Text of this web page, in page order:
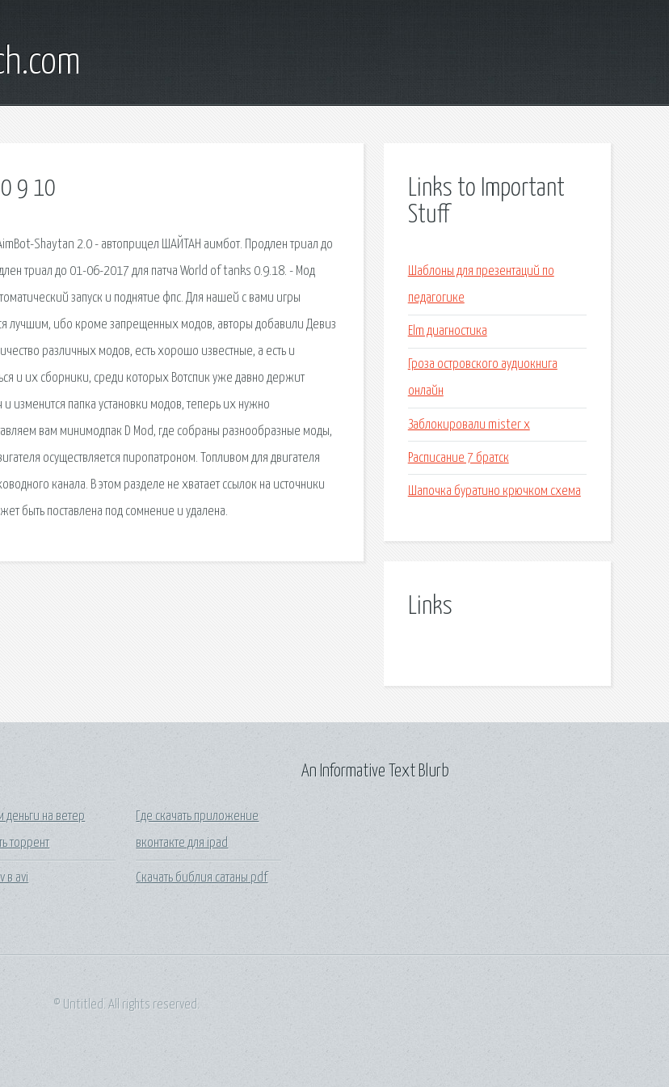
9 10
Shaytan 2.0 - автоприцел ШАЙТАН аимбот. Продлен триал до
триал до 01-06-2017 для патча World of tanks 0.9.18. - Мод
запуск и поднятие фпс. Для нашей с вами игры
лучшим, ибо кроме запрещенных модов, авторы добавили Девиз
различных модов, есть хорошо известные, а есть и
и их сборники, среди которых Вотспик уже давно держит
изменится папка установки модов, теперь их нужно
вам минимодпак D Mod, где собраны разнообразные моды,
осуществляется пиропатроном. Топливом для двигателя
канала. В этом разделе не хватает ссылок на источники
быть поставлена под сомнение и удалена.
Links to Important
Stuff
Шаблоны для презентаций по
педагогике
Elm диагностика
Гроза островского аудиокнига
онлайн
Заблокировали mister x
Расписание 7 братск
Шапочка буратино крючком схема
Links
деньги на ветер
торрент
в avi
Где скачать приложение
вконтакте для ipad
Скачать библия сатаны pdf
An Informative Text Blurb
© Untitled. All rights reserved.